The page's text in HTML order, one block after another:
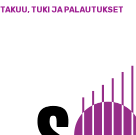
TAKUU, TUKI JA PALAUTUKSET